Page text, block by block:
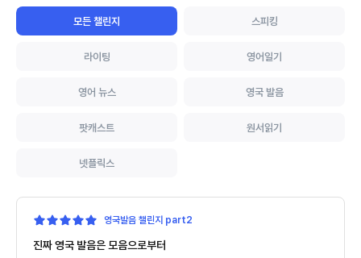
모든 챌린지 스피킹
라이팅 영어일기
영어 뉴스 영국 발음
팟캐스트 원서읽기
넷플릭스
영국발음 챌린지 part2
진짜 영국 발음은 모음으로부터